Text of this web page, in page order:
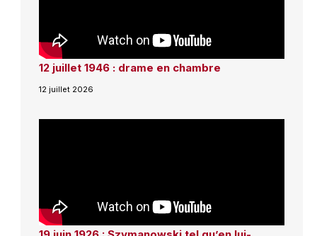
12 juillet 1946 : drame en chambre
12 juillet 2026